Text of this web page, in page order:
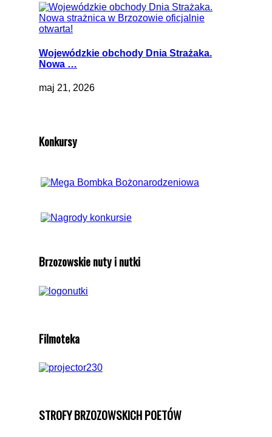
Wojewódzkie obchody Dnia Strażaka.
Nowa …
maj 21, 2026
Konkursy
Brzozowskie nuty i nutki
Filmoteka
STROFY BRZOZOWSKICH POETÓW